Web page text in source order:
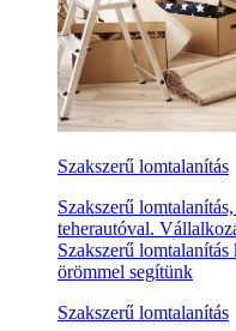
Szakszerű lomtalanítás
Szakszerű
teherautóval.
Szakszerű
örömmel segítünk
Szakszerű lomtalanítás